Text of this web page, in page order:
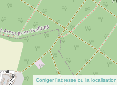
Corriger l’adresse ou la localisation